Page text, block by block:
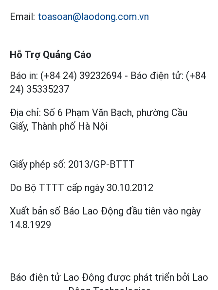
Email: toasoan@laodong.com.vn
Hỗ Trợ Quảng Cáo
Báo in: (+84 24) 39232694 - Báo điện tử: (+84
24) 35335237
Địa chỉ: Số 6 Phạm Văn Bạch, phường Cầu
Giấy, Thành phố Hà Nội
Giấy phép số: 2013/GP-BTTT
Do Bộ TTTT cấp ngày 30.10.2012
Xuất bản số Báo Lao Động đầu tiên vào ngày
14.8.1929
Báo điện tử Lao Động được phát triển bởi Lao